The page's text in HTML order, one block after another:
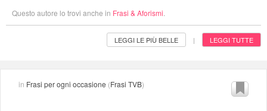
Questo autore lo trovi anche in Frasi & Aforismi
LEGGI LE PIÙ BELLE | LEGGI TUTTE
in Frasi per ogni occasione (Frasi TVB)